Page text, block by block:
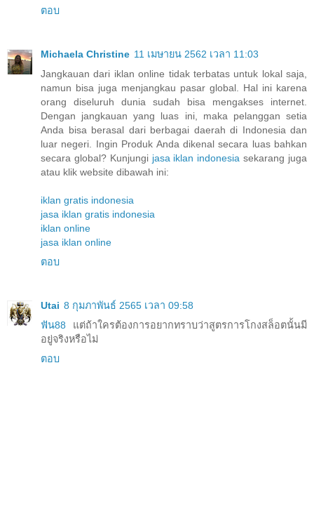
ตอบ
Michaela Christine 11 เมษายน 2562 เวลา 11:03
Jangkauan dari iklan online tidak terbatas untuk lokal saja,
namun bisa juga menjangkau pasar global. Hal ini karena
orang diseluruh dunia sudah bisa mengakses internet.
Dengan jangkauan yang luas ini, maka pelanggan setia
Anda bisa berasal dari berbagai daerah di Indonesia dan
luar negeri. Ingin Produk Anda dikenal secara luas bahkan
secara global? Kunjungi jasa iklan indonesia sekarang juga
atau klik website dibawah ini:
iklan gratis indonesia
jasa iklan gratis indonesia
iklan online
jasa iklan online
ตอบ
Utai 8 กุมภาพันธ์ 2565 เวลา 09:58
ฟัน88 แต่ถ้าใครต้องการอยากทราบว่าสูตรการโกงสล็อตนั้นมี
อยู่จริงหรือไม่
ตอบ